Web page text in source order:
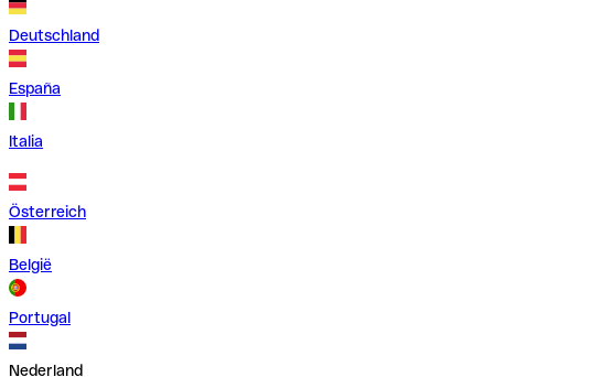
Deutschland
España
Italia
Österreich
België
Portugal
Nederland